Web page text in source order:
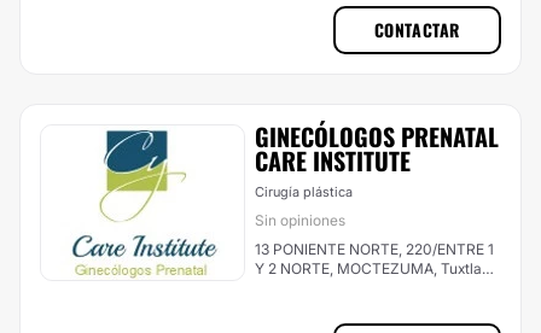
CONTACTAR
GINECÓLOGOS PRENATAL
CARE INSTITUTE
Cirugía plástica
Sin opiniones
13 PONIENTE NORTE, 220/ENTRE 1
Y 2 NORTE, MOCTEZUMA, Tuxtla